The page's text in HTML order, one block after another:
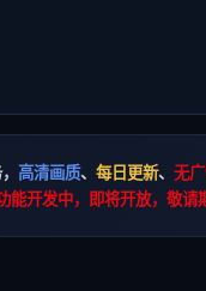
高清画质、 每日更新、 无
能开发中，即将开放，敬请